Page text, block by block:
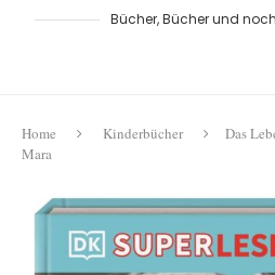
Bücher, Bücher und
Home Kinderbücher
Das
Mara